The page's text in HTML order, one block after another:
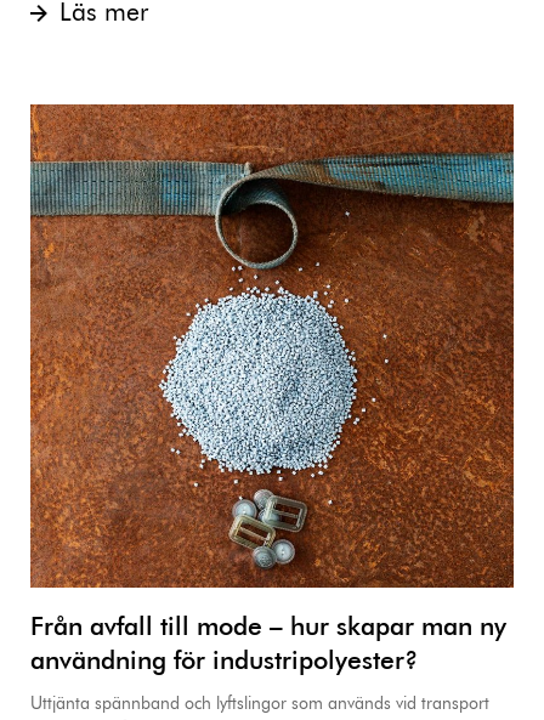
Läs mer
Från avfall till mode – hur skapar man ny
användning för industripolyester?
Uttjänta spännband och lyftslingor som används vid transport